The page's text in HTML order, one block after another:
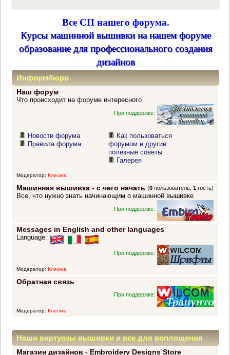
Все СП нашего форума.
Курсы машинной вышивки на нашем форуме
образование для профессионального создания
дизайнов
Информбюро
Наш форум
Что происходит на форуме интересного
При поддержке:
Новости форума
Правила форума
Как пользоваться
форумом и другие
полезные советы
Галерея
Модератор: Клеома
Машинная вышивка - с чего начать (0 пользователь,1 гость)
Все, что нужно знать начинающим о машинной вышивке
При поддержке:
Messages in English and other languages
Language:
При поддержке:
Модератор: Клеома
Обратная связь
При поддержке:
Модератор: Клеома
Наши виртуозы вышивки и все для воплощения
Магазин дизайнов - Embroidery Designs Store